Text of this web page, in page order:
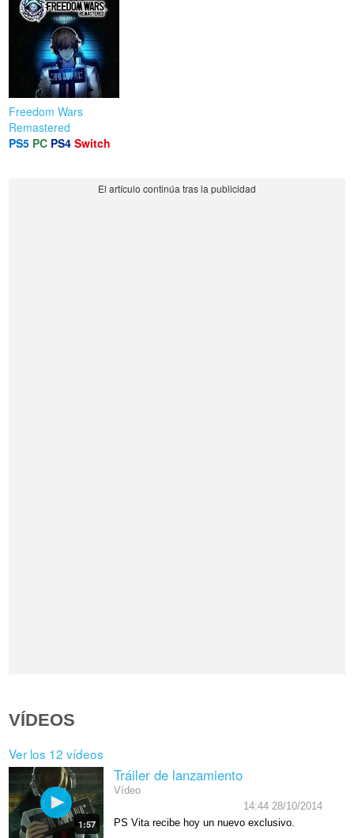
Freedom Wars
Remastered
PS5 PC PS4 Switch
VÍDEOS
Ver los 12 vídeos
1:57
Tráiler de lanzamiento
Vídeo
14:44 28/10/2014
PS Vita recibe hoy un nuevo exclusivo.